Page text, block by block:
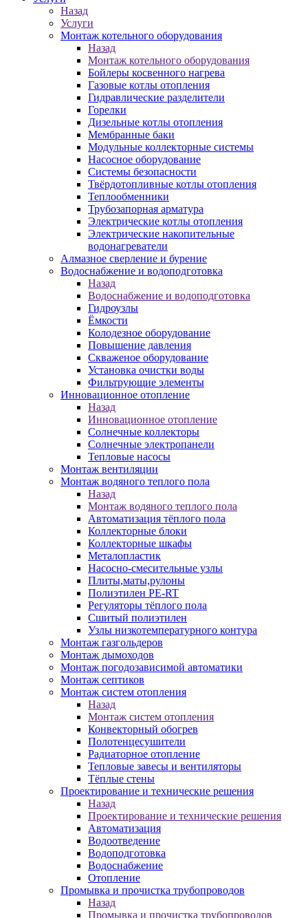
Назад
Услуги
Монтаж котельного оборудования
Назад
Монтаж котельного оборудования
Бойлеры косвенного нагрева
Газовые котлы отопления
Гидравлические разделители
Горелки
Дизельные котлы отопления
Мембранные баки
Модульные коллекторные системы
Насосное оборудование
Системы безопасности
Твёрдотопливные котлы отопления
Теплообменники
Трубозапорная арматура
Электрические котлы отопления
Электрические накопительные
водонагреватели
Алмазное сверление и бурение
Водоснабжение и водоподготовка
Назад
Водоснабжение и водоподготовка
Гидроузлы
Ёмкости
Колодезное оборудование
Повышение давления
Скваженое оборудование
Установка очистки воды
Фильтрующие элементы
Инновационное отопление
Назад
Инновационное отопление
Солнечные коллекторы
Солнечные электропанели
Тепловые насосы
Монтаж вентиляции
Монтаж водяного теплого пола
Назад
Монтаж водяного теплого пола
Автоматизация тёплого пола
Коллекторные блоки
Коллекторные шкафы
Металопластик
Насосно-смесительные узлы
Плиты,маты,рулоны
Полиэтилен PE-RT
Регуляторы тёплого пола
Сшитый полиэтилен
Узлы низкотемпературного контура
Монтаж газгольдеров
Монтаж дымоходов
Монтаж погодозависимой автоматики
Монтаж септиков
Монтаж систем отопления
Назад
Монтаж систем отопления
Конвекторный обогрев
Полотенцесушители
Радиаторное отопление
Тепловые завесы и вентиляторы
Тёплые стены
Проектирование и технические решения
Назад
Проектирование и технические решения
Автоматизация
Водоотведение
Водоподготовка
Водоснабжение
Отопление
Промывка и прочистка трубопроводов
Назад
Промывка и прочистка трубопроводов